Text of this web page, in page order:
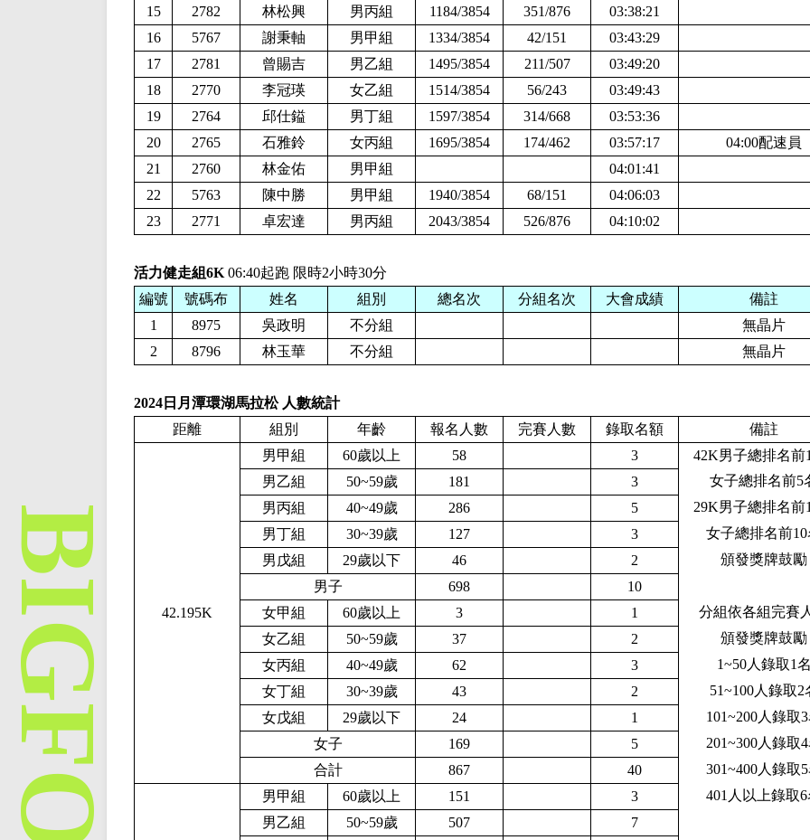
15
2782 林松興 男丙組 1184/3854 351/876
03:38:21
16
5767 謝秉軸 男甲組 1334/3854 42/151
03:43:29
17
2781 曾賜吉 男乙組 1495/3854 211/507
03:49:20
18
2770 李冠瑛 女乙組 1514/3854 56/243
03:49:43
19
2764 邱仕鎰 男丁組 1597/3854 314/668
03:53:36
20
2765 石雅鈴 女丙組 1695/3854 174/462 03:57:17
04:00配速員
21
2760 林金佑 男甲組
04:01:41
22
5763 陳中勝 男甲組 1940/3854 68/151
04:06:03
23
2771 卓宏達 男丙組 2043/3854 526/876 04:10:02
活力健走組6K 06:40起跑 限時2小時30分
編號
號碼布 姓名 組別 總名次 分組名次 大會成績
備註
1
8975 吳政明 不分組
無晶片
2
8796 林玉華 不分組 無晶片
2024日月潭環湖馬拉松 人數統計
距離
組別 年齡 報名人數 完賽人數 錄取名額 備註
42.195K
男甲組 60歲以上 58 3
42K男子總排名前
男乙組
50~59歲 181 3
女子總排名前5
男丙組
40~49歲 286 5
29K男子總排名前
男丁組
30~39歲 127 3
女子總排名前10
男戊組
29歲以下 46 2
頒發獎牌鼓勵
男子
698
10
女甲組
60歲以上 3 1
分組依各組完賽
女乙組
50~59歲 37 2
頒發獎牌鼓勵
女丙組
40~49歲 62 3
1~50人錄取1名
女丁組
30~39歲 43 2
51~100人錄取2
女戊組
29歲以下 24 1
101~200人錄取3
女子
169 5
201~300人錄取4
合計
867 40 301~400人錄取5
男甲組 60歲以上 151 3
401人以上錄取6
男乙組
50~59歲 507
7